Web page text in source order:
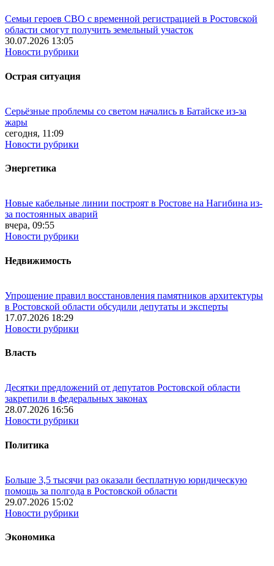
Семьи героев СВО с временной регистрацией в Ростовской
области смогут получить земельный участок
30.07.2026 13:05
Новости рубрики
Острая ситуация
Серьёзные проблемы со светом начались в Батайске из-за
жары
сегодня, 11:09
Новости рубрики
Энергетика
Новые кабельные линии построят в Ростове на Нагибина из-
за постоянных аварий
вчера, 09:55
Новости рубрики
Недвижимость
Упрощение правил восстановления памятников архитектуры
в Ростовской области обсудили депутаты и эксперты
17.07.2026 18:29
Новости рубрики
Власть
Десятки предложений от депутатов Ростовской области
закрепили в федеральных законах
28.07.2026 16:56
Новости рубрики
Политика
Больше 3,5 тысячи раз оказали бесплатную юридическую
помощь за полгода в Ростовской области
29.07.2026 15:02
Новости рубрики
Экономика